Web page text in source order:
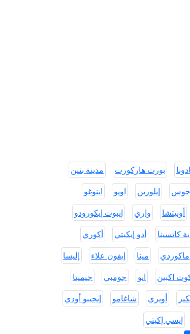
بورت هاركورت
مدينة بنين
جوس إيلورين اويو
اينوغو
أونيتشا واري
إيبوت إيكورودو
كاتسينا أدو إيكيتي
أكوري
ماكوردي مينا إيفون علاء
إليسا
اكبين ايو جومبي
جيميتا
أويري شاغامو
إيجيبو أودي
إيسي إكيتي